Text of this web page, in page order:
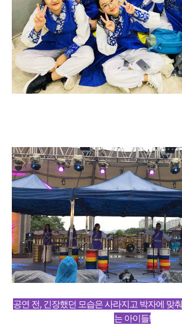
공연 전, 긴장했던 모습은 사라지고 박자에 맞
는 아이들!